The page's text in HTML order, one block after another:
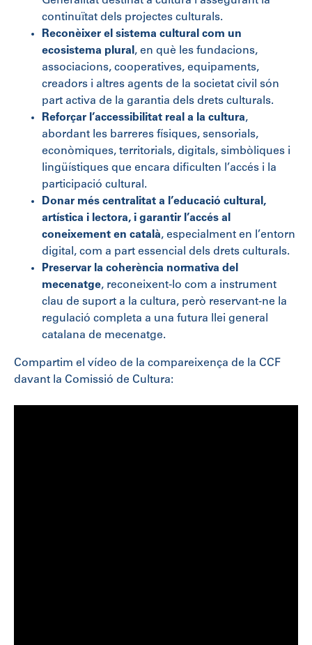
continuïtat dels projectes culturals.
Reconèixer el sistema cultural com un
ecosistema plural , en què les fundacions,
associacions, cooperatives, equipaments,
creadors i altres agents de la societat civil són
part activa de la garantia dels drets culturals.
Reforçar l’accessibilitat real a la cultura,
abordant les barreres físiques, sensorials,
econòmiques, territorials, digitals, simbòliques i
lingüístiques que encara dificulten l’accés i la
participació cultural.
Donar més centralitat a l’educació cultural,
artística i lectora, i garantir l’accés al
coneixement en català, especialment en l’entorn
digital, com a part essencial dels drets culturals.
Preservar la coherència normativa del
mecenatge, reconeixent-lo com a instrument
clau de suport a la cultura, però reservant-ne la
regulació completa a una futura llei general
catalana de mecenatge.
Compartim el vídeo de la compareixença de la CCF
davant la Comissió de Cultura: